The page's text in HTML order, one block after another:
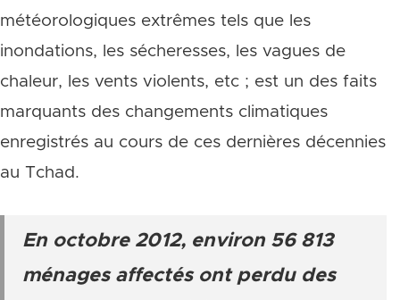
météorologiques extrêmes tels que les
inondations, les sécheresses, les vagues de
chaleur, les vents violents, etc ; est un des faits
marquants des changements climatiques
enregistrés au cours de ces dernières décennies
au Tchad.
En octobre 2012, environ 56 813
ménages affectés ont perdu des